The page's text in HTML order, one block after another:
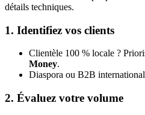
détails techniques.
1. Identifiez vos clients
Clientèle 100 % locale ?
Money.
Diaspora ou B2B
2. Évaluez votre volume